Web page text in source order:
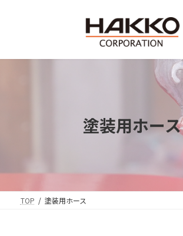
塗装用ホース
TOP 塗装用ホース